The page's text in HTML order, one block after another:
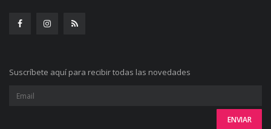
Suscríbete aquí para recibir todas las novedades